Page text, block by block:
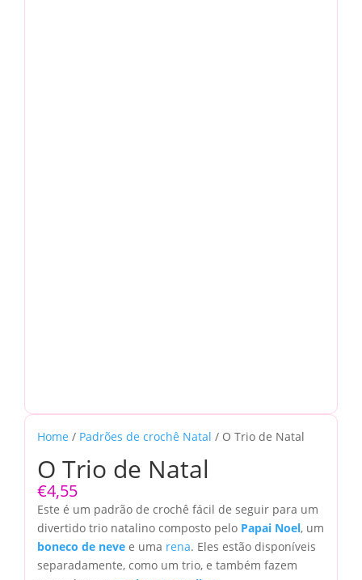
Home / Padrões de crochê Natal / O Trio de Natal
O Trio de Natal
€4,55
Este é um padrão de crochê fácil de seguir para um
divertido trio natalino composto pelo Papai Noel, um
boneco de neve e uma rena. Eles estão disponíveis
separadamente, como um trio, e também fazem